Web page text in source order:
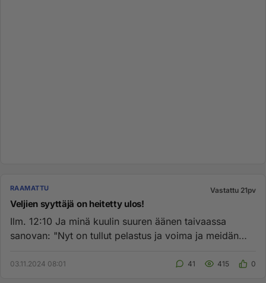
RAAMATTU Vastattu 21pv
Veljien syyttäjä on heitetty ulos!
Ilm. 12:10 Ja minä kuulin suuren äänen taivaassa
sanovan: "Nyt on tullut pelastus ja voima ja meidän
03.11.2024 08:01 41 415 0